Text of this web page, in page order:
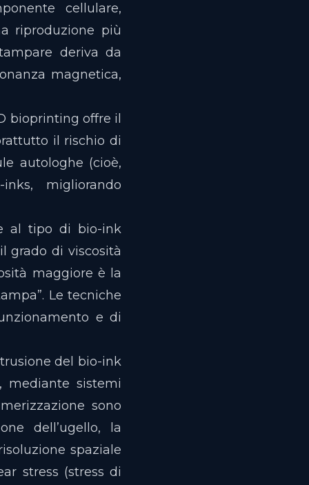
cellulare,
riproduzione più
deriva da
magnetica,
bioprinting offre il
il rischio di
autologhe (cioè,
migliorando
al tipo di bio-ink
grado di viscosità
maggiore è la
Le tecniche
e di
del bio-ink
mediante sistemi
sono
dell’ugello, la
spaziale
stress (stress di